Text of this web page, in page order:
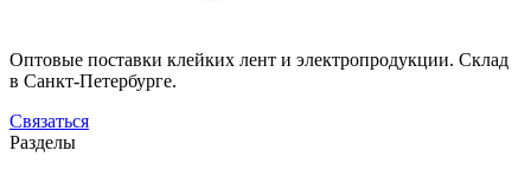
Оптовые поставки клейких лент и электропродукции. Склад
в Санкт-Петербурге.
Связаться
Разделы